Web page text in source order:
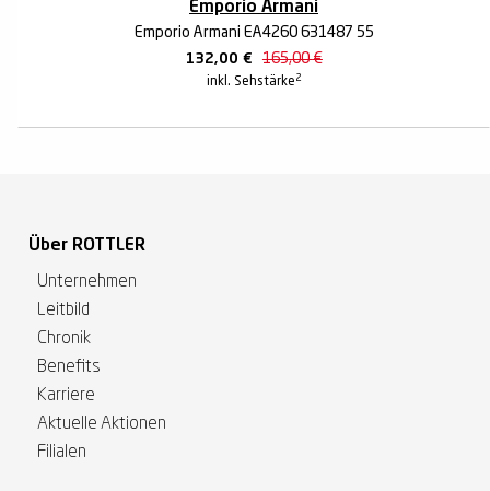
Emporio Armani
Emporio Armani EA4260 631487 55
132,00€ 165,00€
inkl. Sehstärke 2
Über ROTTLER
Unternehmen
Leitbild
Chronik
Benefits
Karriere
Aktuelle Aktionen
Filialen